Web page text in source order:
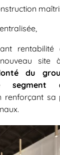
site
du
segment
renforçant sa